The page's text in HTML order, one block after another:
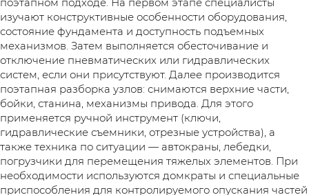
изучают конструктивные особенности оборудования,
состояние фундамента и доступность подъемных
механизмов. Затем выполняется обесточивание и
отключение пневматических или гидравлических
систем, если они присутствуют. Далее производится
поэтапная разборка узлов: снимаются верхние части,
бойки, станина, механизмы привода. Для этого
применяется ручной инструмент (ключи,
гидравлические съемники, отрезные устройства), а
также техника по ситуации — автокраны, лебедки,
погрузчики для перемещения тяжелых элементов. При
необходимости используются домкраты и специальные
приспособления для контролируемого опускания частей